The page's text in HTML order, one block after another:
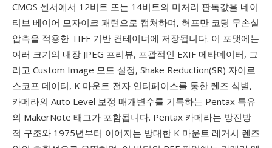
CMOS 센서에서 12비트 또는 14비트의 미처리 판독값을 네이
티브 베이어 모자이크 패턴으로 캡처하며, 허프만 코딩 무손실
압축을 적용한 TIFF 기반 컨테이너에 저장됩니다. 이 포맷에는
여러 크기의 내장 JPEG 프리뷰, 포괄적인 EXIF 메타데이터, 그
리고 Custom Image 모드 설정, Shake Reduction(SR) 자이로
스코프 데이터, K 마운트 전자 인터페이스를 통한 렌즈 식별,
카메라의 Auto Level 보정 매개변수를 기록하는 Pentax 특유
의 MakerNote 태그가 포함됩니다. Pentax 카메라는 방진방
적 구조와 1975년부터 이어지는 방대한 K 마운트 레거시 렌즈